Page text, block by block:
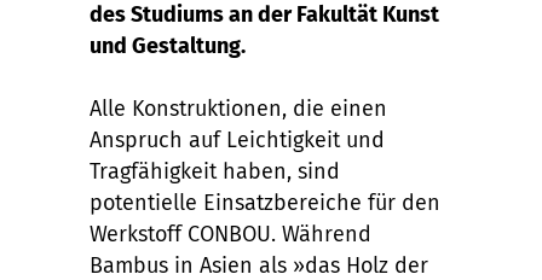
des Studiums an der Fakultät Kunst
und Gestaltung.
Alle Konstruktionen, die einen
Anspruch auf Leichtigkeit und
Tragfähigkeit haben, sind
potentielle Einsatzbereiche für den
Werkstoff CONBOU. Während
Bambus in Asien als »das Holz der